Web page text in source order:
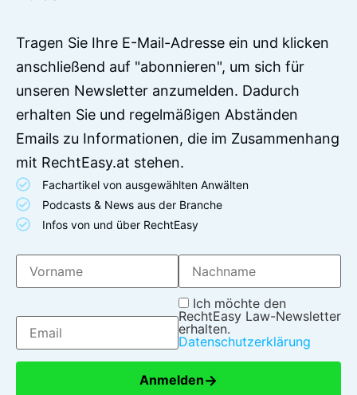
Tragen Sie Ihre E-Mail-Adresse ein und klicken
anschließend auf "abonnieren", um sich für
unseren Newsletter anzumelden. Dadurch
erhalten Sie und regelmäßigen Abständen
Emails zu Informationen, die im Zusammenhang
mit RechtEasy.at stehen.
Fachartikel von ausgewählten Anwälten
Podcasts & News aus der Branche
Infos von und über RechtEasy
Ich möchte den
RechtEasy Law-Newsletter
erhalten.
Datenschutzerklärung
Anmelden→